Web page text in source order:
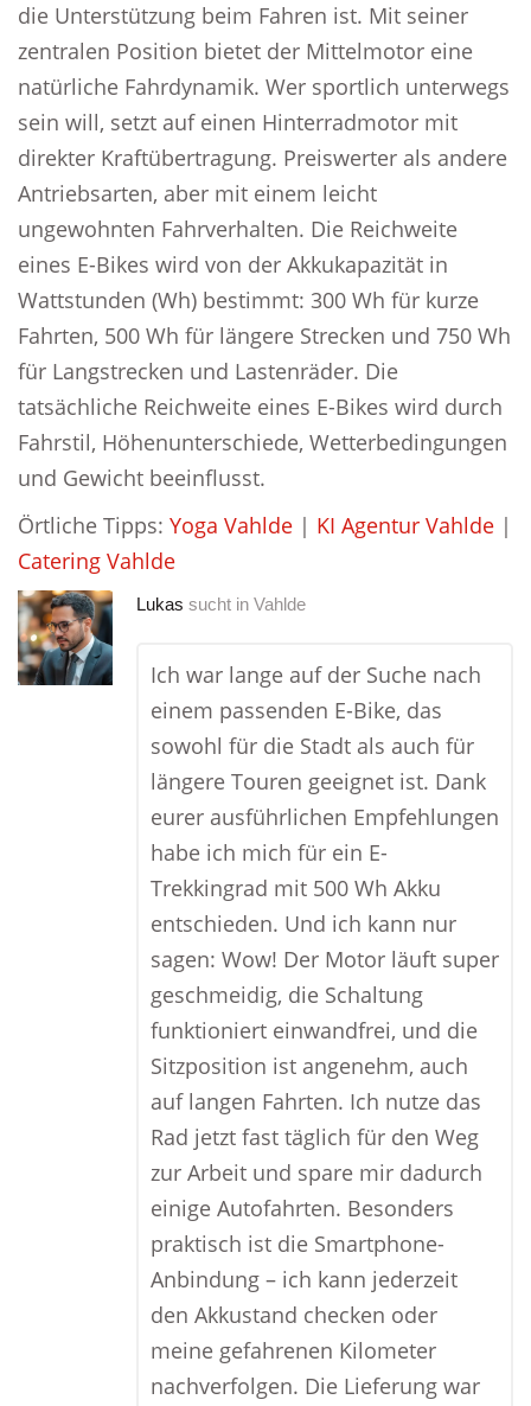
die Unterstützung beim Fahren ist. Mit seiner
zentralen Position bietet der Mittelmotor eine
natürliche Fahrdynamik. Wer sportlich unterwegs
sein will, setzt auf einen Hinterradmotor mit
direkter Kraftübertragung. Preiswerter als andere
Antriebsarten, aber mit einem leicht
ungewohnten Fahrverhalten. Die Reichweite
eines E-Bikes wird von der Akkukapazität in
Wattstunden (Wh) bestimmt: 300 Wh für kurze
Fahrten, 500 Wh für längere Strecken und 750 Wh
für Langstrecken und Lastenräder. Die
tatsächliche Reichweite eines E-Bikes wird durch
Fahrstil, Höhenunterschiede, Wetterbedingungen
und Gewicht beeinflusst.
Örtliche Tipps: Yoga Vahlde | KI Agentur Vahlde |
Catering Vahlde
Lukas sucht in Vahlde
Ich war lange auf der Suche nach
einem passenden E-Bike, das
sowohl für die Stadt als auch für
längere Touren geeignet ist. Dank
eurer ausführlichen Empfehlungen
habe ich mich für ein E-
Trekkingrad mit 500 Wh Akku
entschieden. Und ich kann nur
sagen: Wow! Der Motor läuft super
geschmeidig, die Schaltung
funktioniert einwandfrei, und die
Sitzposition ist angenehm, auch
auf langen Fahrten. Ich nutze das
Rad jetzt fast täglich für den Weg
zur Arbeit und spare mir dadurch
einige Autofahrten. Besonders
praktisch ist die Smartphone-
Anbindung – ich kann jederzeit
den Akkustand checken oder
meine gefahrenen Kilometer
nachverfolgen. Die Lieferung war